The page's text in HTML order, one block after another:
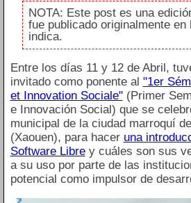
NOTA: Este post es una
fue publicado originalmente en
indica.
Entre los días 11 y 12 de Abril,
invitado como ponente al "1er
et Innovation Sociale"(Primer
e Innovación Social) que se
municipal de la ciudad marroquí
(Xaouen), para hacer una
Software Librey cuáles son sus
a su uso por parte de las
potencial como impulsor de